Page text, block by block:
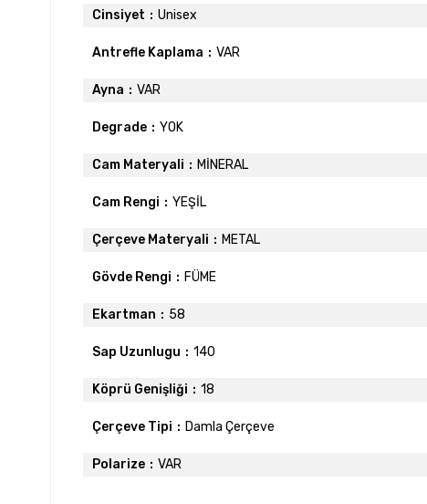
Cinsiyet Unisex
Antrefle Kaplama VAR
Ayna VAR
Degrade YOK
Cam Materyali MİNERAL
Cam Rengi YEŞİL
Çerçeve Materyali METAL
Gövde Rengi FÜME
Ekartman 58
Sap Uzunlugu 140
Köprü Genişliği 18
Çerçeve Tipi Damla Çerçeve
Polarize VAR